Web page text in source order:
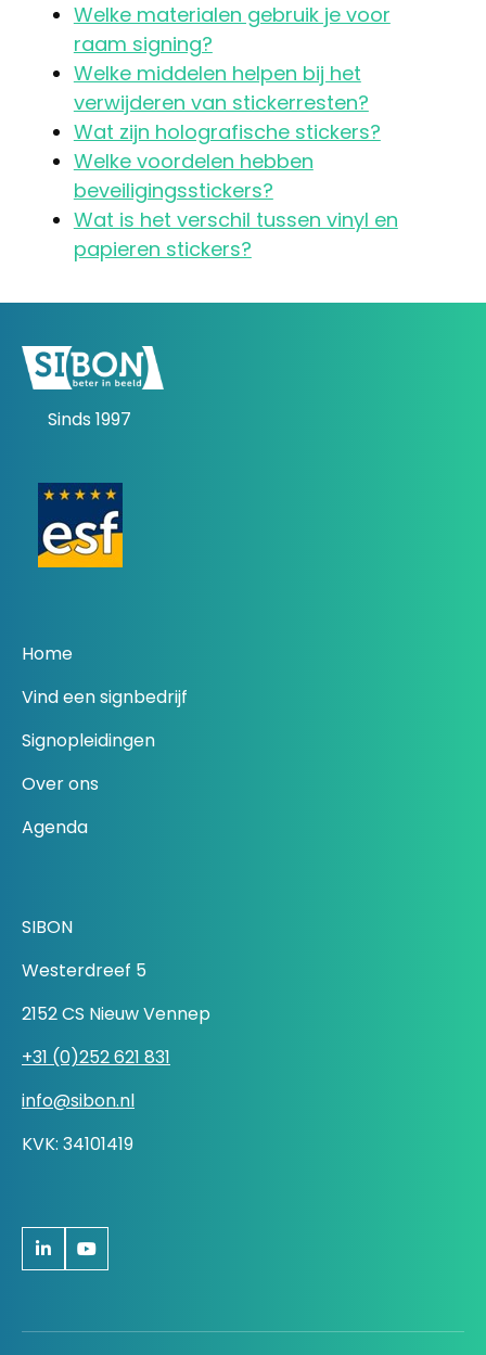
Welke materialen gebruik je voor
raam signing?
Welke middelen helpen bij het
verwijderen van stickerresten?
Wat zijn holografische stickers?
Welke voordelen hebben
beveiligingsstickers?
Wat is het verschil tussen vinyl en
papieren stickers?
Sinds 1997
Home
Vind een signbedrijf
Signopleidingen
Over ons
Agenda
SIBON
Westerdreef 5
2152 CS Nieuw Vennep
+31 (0)252 621 831
info@sibon.nl
KVK: 34101419